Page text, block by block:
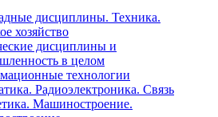
дисциплины. Техника.
хозяйство
дисциплины и
в целом
технологии
Радиоэлектроника. Связь
Машиностроение.